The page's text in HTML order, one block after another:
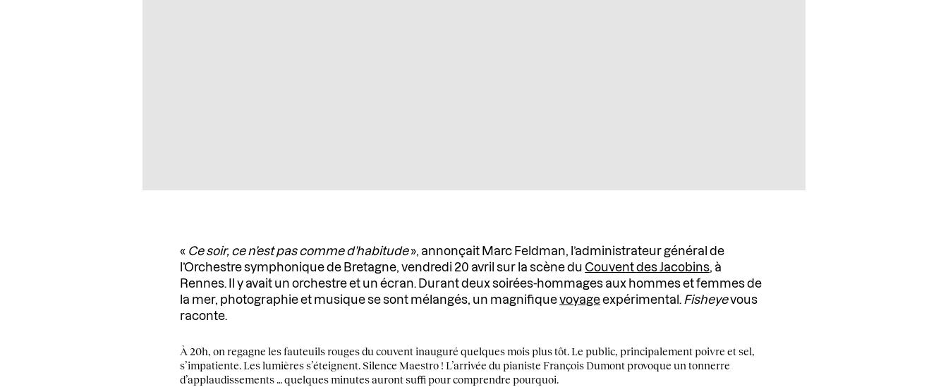
« Ce soir, ce n’est pas comme d’habitude», annonçait Marc Feldman, l’administrateur général de
l’Orchestre symphonique de Bretagne, vendredi 20 avril sur la scène du Couvent des Jacobins, à
Rennes. Il y avait un orchestre et un écran. Durant deux soirées-hommages aux hommes et femmes de
la mer, photographie et musique se sont mélangés, un magnifiquevoyageexpérimental. Fisheyevous
raconte.
À 20h, on regagne les fauteuils rouges du couvent inauguré quelques mois plus tôt. Le public, principalement poivre et sel,
s’impatiente. Les lumières s’éteignent. Silence Maestro ! L’arrivée du pianiste François Dumont provoque un tonnerre
d’applaudissements … quelques minutes auront suffi pour comprendre pourquoi.